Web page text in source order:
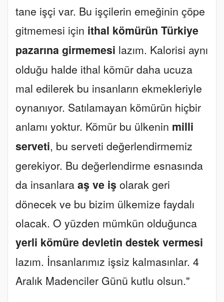
tane işçi var. Bu işçilerin emeğinin çöpe
gitmemesi için ithal kömürün Türkiye
pazarına girmemesi lazım. Kalorisi aynı
olduğu halde ithal kömür daha ucuza
mal edilerek bu insanların ekmekleriyle
oynanıyor. Satılamayan kömürün hiçbir
anlamı yoktur. Kömür bu ülkenin milli
serveti, bu serveti değerlendirmemiz
gerekiyor. Bu değerlendirme esnasında
da insanlara aş ve iş olarak geri
dönecek ve bu bizim ülkemize faydalı
olacak. O yüzden mümkün olduğunca
yerli kömüre devletin destek vermesi
lazım. İnsanlarımız işsiz kalmasınlar. 4
Aralık Madenciler Günü kutlu olsun."